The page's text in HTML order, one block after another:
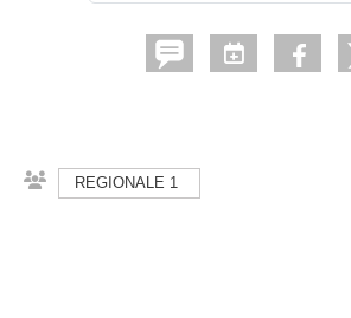
REGIONALE 1